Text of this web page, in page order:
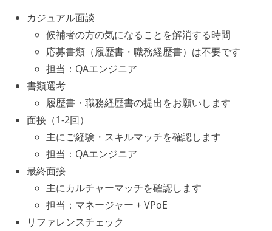
カジュアル面談
候補者の方の気になることを解消する時間
応募書類（履歴書・職務経歴書）は不要です
担当：QAエンジニア
書類選考
履歴書・職務経歴書の提出をお願いします
面接（1-2回）
主にご経験・スキルマッチを確認します
担当：QAエンジニア
最終面接
主にカルチャーマッチを確認します
担当：マネージャー + VPoE
リファレンスチェック